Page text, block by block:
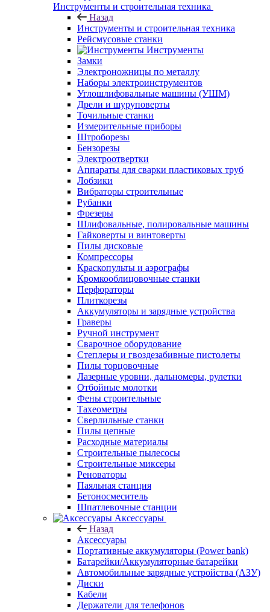
Инструменты и строительная техника
Назад
Инструменты и строительная техника
Рейсмусовые станки
Инструменты
Замки
Электроножницы по металлу
Наборы электроинструментов
Углошлифовальные машины (УШМ)
Дрели и шуруповерты
Точильные станки
Измерительные приборы
Штроборезы
Бензорезы
Электроотвертки
Аппараты для сварки пластиковых труб
Лобзики
Вибраторы строительные
Рубанки
Фрезеры
Шлифовальные, полировальные машины
Гайковерты и винтоверты
Пилы дисковые
Компрессоры
Краскопульты и аэрографы
Кромкооблицовочные станки
Перфораторы
Плиткорезы
Аккумуляторы и зарядные устройства
Граверы
Ручной инструмент
Сварочное оборудование
Степлеры и гвоздезабивные пистолеты
Пилы торцовочные
Лазерные уровни, дальномеры, рулетки
Отбойные молотки
Фены строительные
Тахеометры
Сверлильные станки
Пилы цепные
Расходные материалы
Строительные пылесосы
Строительные миксеры
Реноваторы
Паяльная станция
Бетоносмеситель
Шпатлевочные станции
Аксессуары
Назад
Аксессуары
Портативные аккумуляторы (Power bank)
Батарейки/Аккумуляторные батарейки
Автомобильные зарядные устройства (АЗУ)
Диски
Кабели
Держатели для телефонов